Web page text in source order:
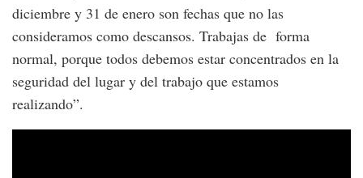
diciembre y 31 de enero son fechas que no las
consideramos como descansos. Trabajas de forma
normal, porque todos debemos estar concentrados en la
seguridad del lugar y del trabajo que estamos
realizando”.